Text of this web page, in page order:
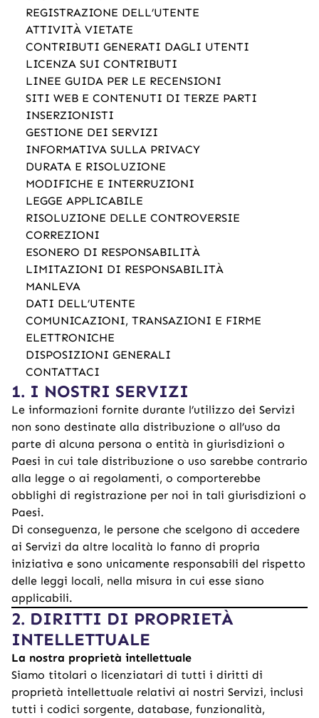
REGISTRAZIONE DELL’UTENTE
ATTIVITÀ VIETATE
CONTRIBUTI GENERATI DAGLI UTENTI
LICENZA SUI CONTRIBUTI
LINEE GUIDA PER LE RECENSIONI
SITI WEB E CONTENUTI DI TERZE PARTI
INSERZIONISTI
GESTIONE DEI SERVIZI
INFORMATIVA SULLA PRIVACY
DURATA E RISOLUZIONE
MODIFICHE E INTERRUZIONI
LEGGE APPLICABILE
RISOLUZIONE DELLE CONTROVERSIE
CORREZIONI
ESONERO DI RESPONSABILITÀ
LIMITAZIONI DI RESPONSABILITÀ
MANLEVA
DATI DELL’UTENTE
COMUNICAZIONI, TRANSAZIONI E FIRME
ELETTRONICHE
DISPOSIZIONI GENERALI
CONTATTACI
1. I NOSTRI SERVIZI
Le informazioni fornite durante l’utilizzo dei Servizi
non sono destinate alla distribuzione o all’uso da
parte di alcuna persona o entità in giurisdizioni o
Paesi in cui tale distribuzione o uso sarebbe contrario
alla legge o ai regolamenti, o comporterebbe
obblighi di registrazione per noi in tali giurisdizioni o
Paesi.
Di conseguenza, le persone che scelgono di accedere
ai Servizi da altre località lo fanno di propria
iniziativa e sono unicamente responsabili del rispetto
delle leggi locali, nella misura in cui esse siano
applicabili.
2. DIRITTI DI PROPRIETÀ
INTELLETTUALE
La nostra proprietà intellettuale
Siamo titolari o licenziatari di tutti i diritti di
proprietà intellettuale relativi ai nostri Servizi, inclusi
tutti i codici sorgente, database, funzionalità,